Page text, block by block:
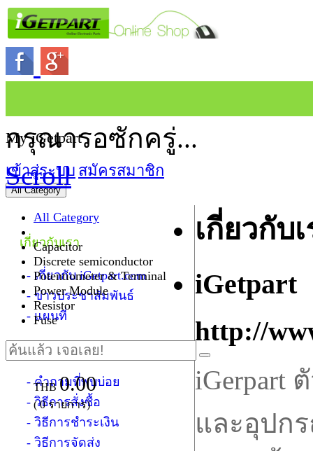
My iGetpart
เข้าสู่ระบบ สมัครสมาชิก
All Category
All Category
Capacitor
Discrete semiconductor
Potentiometer & Terminal
Power Module
Resistor
Fuse
THB 0.00
(0รายการ)
กรุณารอซักครู่...
Scroll
เกี่ยวกับเรา
- เกี่ยวกับ iGetpart.com
- ข่าวประชาสัมพันธ์
- แผนที่
ฝ่ายบริการลูกค้า
- คำถามที่พบบ่อย
- วิธีการสั่งซื้อ
- วิธีการชำระเงิน
- วิธีการจัดส่ง
เกี่ยวกับ
iGetpart
http://
iGerpart
และอุปก